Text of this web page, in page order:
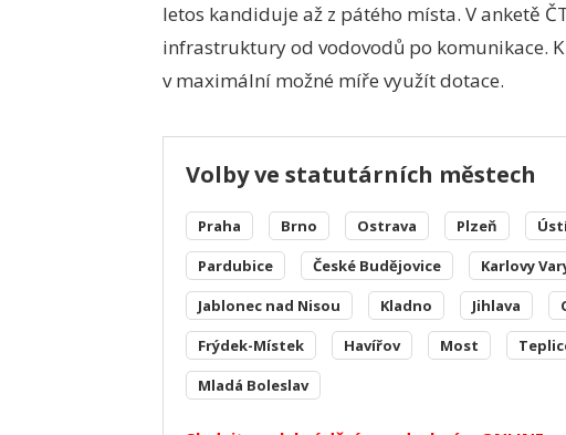
letos kandiduje až z pátého místa. V anketě
infrastruktury od vodovodů po komunikace.
v maximální možné míře využít dotace.
Volby ve statutárních městech
Praha Brno Ostrava Plzeň
Pardubice
České Budějovice Karlovy
Jablonec nad Nisou
Kladno Jihlava
Frýdek-Místek
Havířov Most
Mladá Boleslav